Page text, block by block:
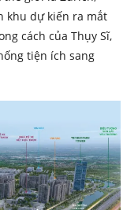
khu dự kiến ra mắt
cách của Thụy Sĩ,
tiện ích sang